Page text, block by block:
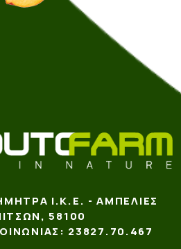
Ι.Κ.Ε. - ΑΜΠΕΛΙΈΣ
58100
23827.70.467